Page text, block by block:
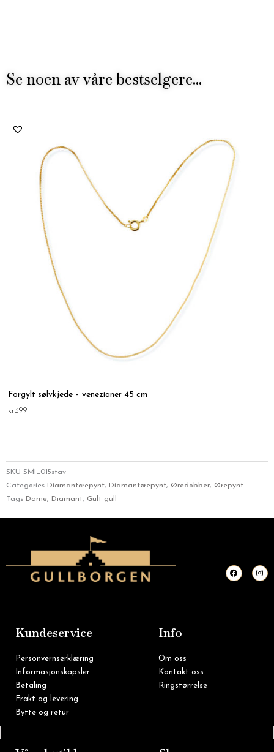
Se noen av våre bestselgere...
Forgylt sølvkjede – venezianer 45 cm
kr399
SKU SMI_015stav
Categories Diamantørepynt, Diamantørepynt, Øredobber, Ørepynt
Tags Dame, Diamant, Gult gull
F
a
c
I
n
s
Kundeservice
Personvernserklæring
Informasjonskapsler
Betaling
Frakt og levering
Bytte og retur
Info
Om oss
Kontakt oss
Ringstørrelse